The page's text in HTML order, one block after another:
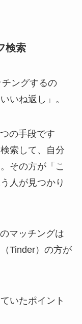
検索
ングするの
いね返し」。
の手段です
索して、自分
その方が「こ
人が見つかり
マッチングは
Tinder）の方が
いたポイント